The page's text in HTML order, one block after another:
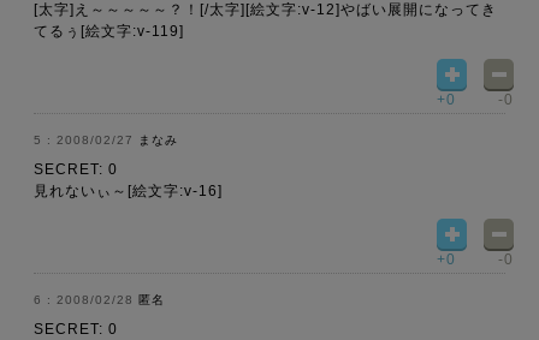
[太字]え～～～～～？！[/太字][絵文字:v-12]やばい展開になってき
てるぅ[絵文字:v-119]
+0 -0
2008/02/27 まなみ
SECRET: 0
見れないぃ～[絵文字:v-16]
+0 -0
2008/02/28 匿名
SECRET: 0